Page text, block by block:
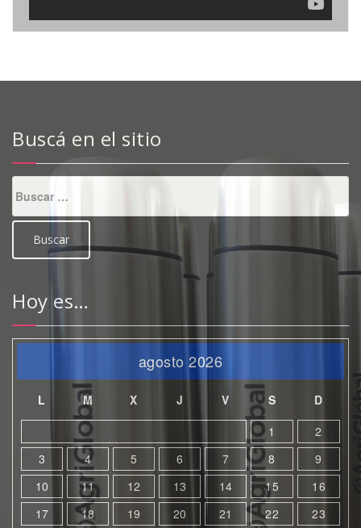
Buscá en el sitio
Hoy es…
agosto 2026
L M X J V S
D
1
2
3
4 5 6 7 8
9
10
11 12 13 14 15
16
17
18 19 20 21 22 23